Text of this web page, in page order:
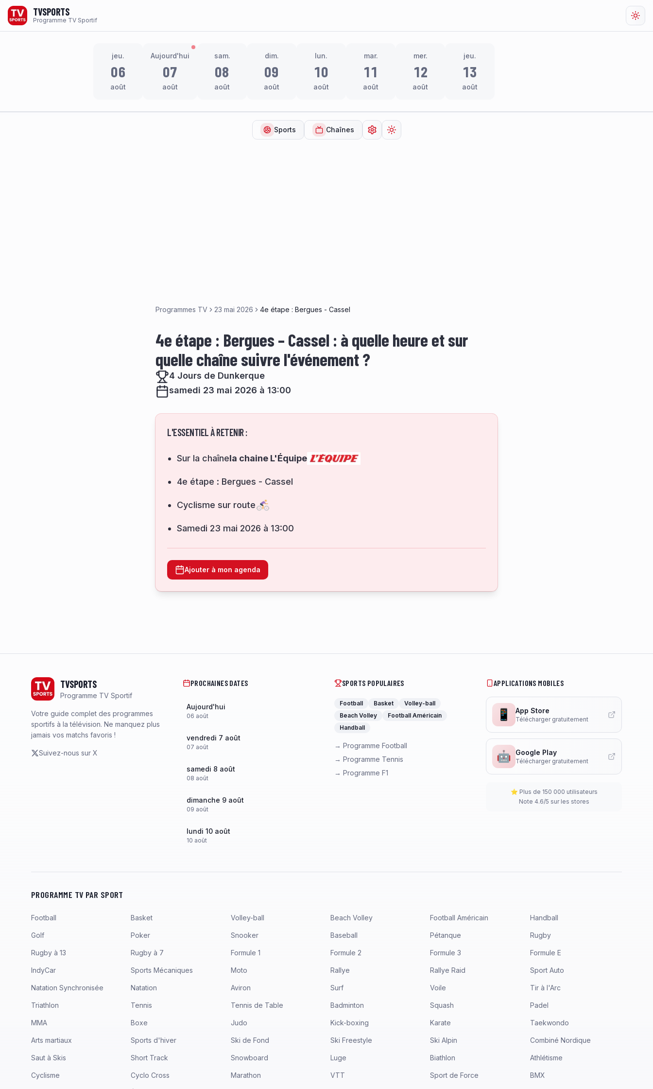
TVSPORTS
Programme TV Sportif
jeu.
06
août
Aujourd'hui
07
août
sam.
08
août
dim.
09
août
lun.
10
août
mar.
11
août
mer.
12
août
jeu.
13
août
Sports Chaînes Ouvrir les paramètres
Changer de thème
Programmes TV 23 mai 2026 4e étape : Bergues - Cassel
4e étape : Bergues – Cassel : à quelle heure et sur
quelle chaîne suivre l'événement ?
4 Jours de Dunkerque
samedi 23 mai 2026 à 13:00
L'ESSENTIEL À RETENIR :
Sur la chaînela chaine L'Équipe
4e étape : Bergues - Cassel
Cyclisme sur route
samedi 23 mai 2026 à 13:00
Ajouter à mon agenda
TVSPORTS
Programme TV Sportif
Votre guide complet des programmes
sportifs à la télévision. Ne manquez plus
jamais vos matchs favoris !
Suivez-nous sur X
PROCHAINES DATES
Aujourd'hui
06 août
vendredi 7 août
07 août
samedi 8 août
08 août
dimanche 9 août
09 août
lundi 10 août
10 août
SPORTS POPULAIRES
Football Basket
Volley-ball
Beach Volley
Football Américain
Handball
→ Programme Football
→ Programme Tennis
→ Programme F1
APPLICATIONS MOBILES
📱 App Store
Télécharger gratuitement
🤖 Google Play
Télécharger gratuitement
⭐ Plus de 150 000 utilisateurs
Note 4.6/5 sur les stores
PROGRAMME TV PAR SPORT
Football Basket Volley-ball Beach Volley Football Américain Handball
Golf Poker Snooker Baseball Pétanque Rugby
Rugby à 13 Rugby à 7 Formule 1 Formule 2 Formule 3 Formule E
IndyCar Sports Mécaniques Moto Rallye Rallye Raid Sport Auto
Natation Synchronisée Natation Aviron Surf Voile Tir à l'Arc
Triathlon Tennis Tennis de Table Badminton Squash Padel
MMA Boxe Judo Kick-boxing Karate Taekwondo
Arts martiaux Sports d'hiver Ski de Fond Ski Freestyle Ski Alpin Combiné Nordique
Saut à Skis Short Track Snowboard Luge Biathlon Athlétisme
Cyclisme Cyclo Cross Marathon VTT Sport de Force BMX